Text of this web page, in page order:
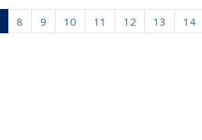
8 9 10 11 12 13 14